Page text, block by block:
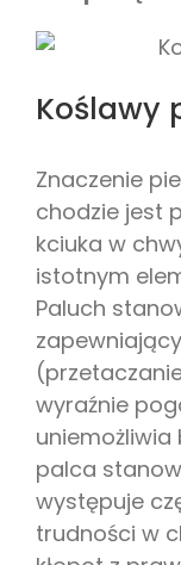
Koślawy
Znaczenie
chodzie jest
kciuka w
istotnym
Paluch
wyraźnie
uniemożliwia
palca
występuje
trudności w